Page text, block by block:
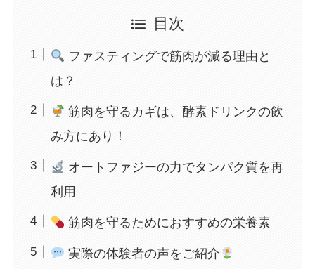
目次
ファスティングで筋肉が減る理由と
は？
筋肉を守るカギは、酵素ドリンクの飲
み方にあり！
オートファジーの力でタンパク質を再
利用
筋肉を守るためにおすすめの栄養素
実際の体験者の声をご紹介